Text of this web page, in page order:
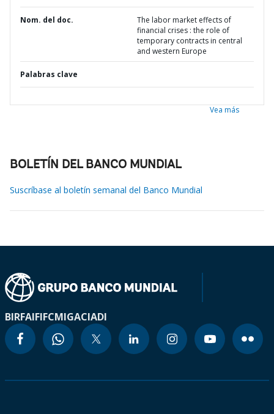
Nom. del doc.
The labor market effects of
financial crises : the role of
temporary contracts in central
and western Europe
Palabras clave
Vea más
BOLETÍN DEL BANCO MUNDIAL
Suscríbase al boletín semanal del Banco Mundial
BIRFAIFIFCMIGACIADI